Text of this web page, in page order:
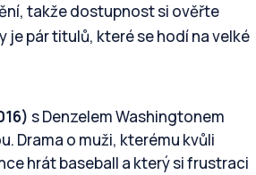
takže dostupnost si ověřte
je pár titulů, které se hodí na velké
s Denzelem Washingtonem
Drama o muži, kterému kvůli
hrát baseball a který si frustraci